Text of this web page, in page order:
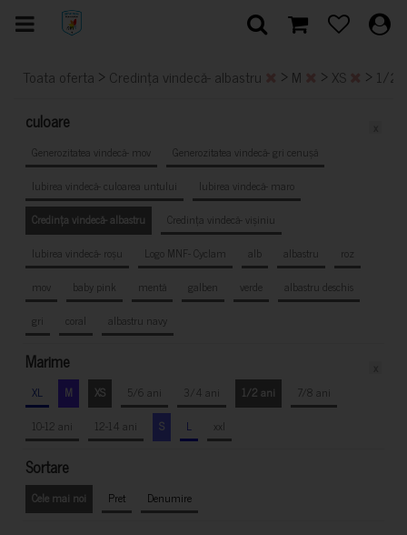
Toata oferta > Credința vindecă- albastru > M > XS > 1/2
culoare
Generozitatea vindecă- mov
Generozitatea vindecă- gri cenușă
Iubirea vindecă- culoarea untului
Iubirea vindecă- maro
Credința vindecă- albastru
Credința vindecă- vișiniu
Iubirea vindecă- roșu
Logo MNF- Cyclam alb albastru
roz
mov
baby pink mentă galben verde
albastru deschis
gri
coral albastru navy
Marime
XL M XS 5/6 ani 3/4 ani 1/2 ani
7/8 ani
10-12 ani
12-14 ani S L xxl
Sortare
Cele mai noi Pret Denumire